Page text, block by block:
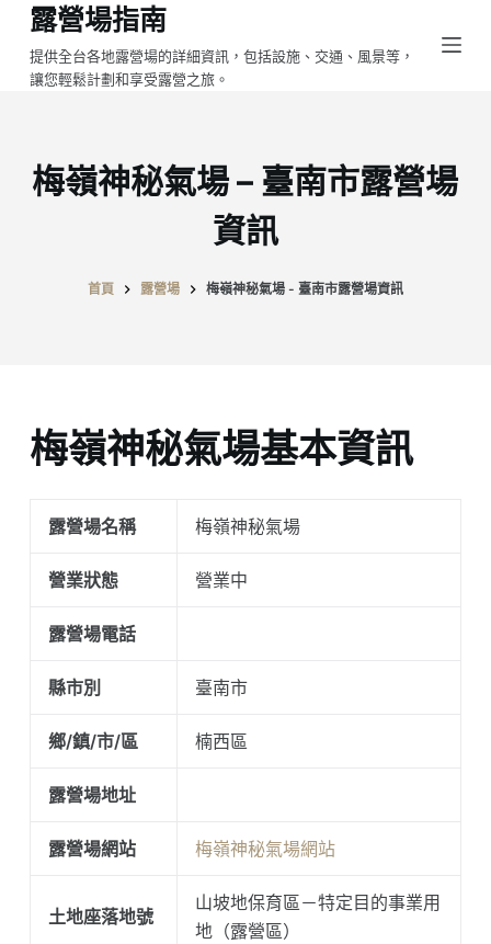
跳
至
主
容
露營場指南
提供全台各地露營場的詳細資訊，包括設施、交通、風景等，
讓您輕鬆計劃和享受露營之旅。
梅嶺神秘氣場 – 臺南市露營場
資訊
首頁 露營場 梅嶺神秘氣場 - 臺南市露營場資訊
梅嶺神秘氣場基本資訊
露營場名稱 梅嶺神秘氣場
營業狀態 營業中
露營場電話
縣市別 臺南市
鄉/鎮/市/區 楠西區
露營場地址
露營場網站 梅嶺神秘氣場網站
土地座落地號
山坡地保育區－特定目的事業用
地（露營區）